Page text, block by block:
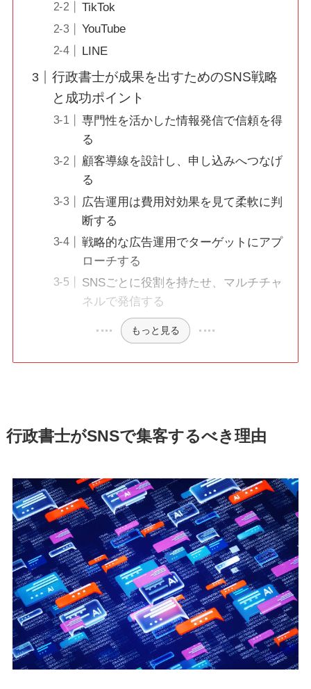
TikTok
YouTube
LINE
行政書士が成果を出すためのSNS戦略
と成功ポイント
専門性を活かした情報発信で信頼を得
る
顧客導線を設計し、申し込みへつなげ
る
広告運用は費用対効果を見て柔軟に判
断する
戦略的な広告運用でターゲットにアプ
ローチする
SNSごとに役割を持たせ、マルチチャ
ネルで発信する
もっと見る
行政書士がSNSで集客するべき理由